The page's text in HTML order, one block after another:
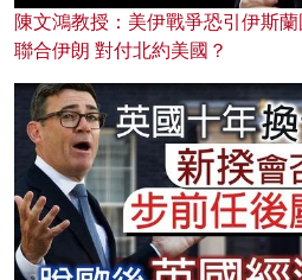
陳文鴻教授：美伊戰爭恐引伊斯
聯合伊朗 對付北約美國？